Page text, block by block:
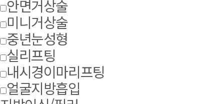
안면거상술
미니거상술
중년눈성형
실리프팅
내시경이마리프팅
얼굴지방흡입